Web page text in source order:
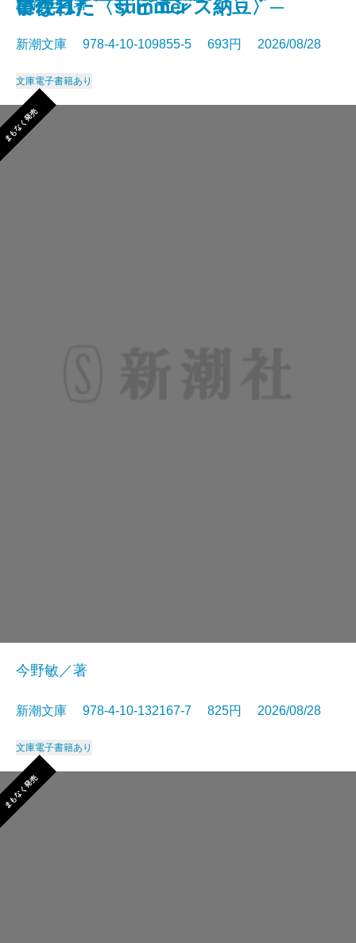
い。11
星新一／著
新潮文庫 978-4-10-109855-5 693円 2026/08/28
文庫電子書籍あり
まもなく発売
今野敏／著
新潮文庫 978-4-10-132167-7 825円 2026/08/28
文庫電子書籍あり
まもなく発売
になった summer
て現れた〈サピエンス納豆〉─
事件─